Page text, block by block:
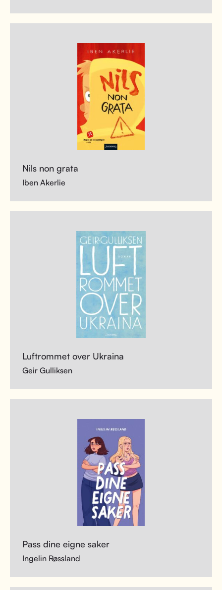
Nils non grata
Iben Akerlie
Luftrommet over Ukraina
Geir Gulliksen
Pass dine eigne saker
Ingelin Røssland